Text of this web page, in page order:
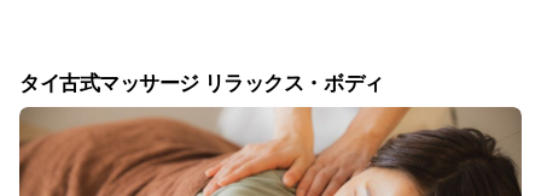
タイ古式マッサージ リラックス・ボディ